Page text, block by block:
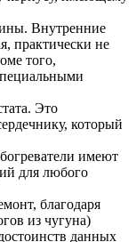
Внутренние
практически не
того,
Это
который
имеют
для любого
благодаря
из чугуна)
данных